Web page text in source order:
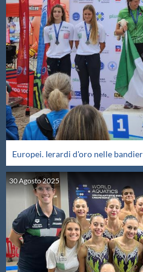
Protezione Civile
Qualità
Sostenibilità
Privacy
Cookie Policy
Archivio News
Flash News
Europei. Ierardi d'oro nelle
30Agosto2025